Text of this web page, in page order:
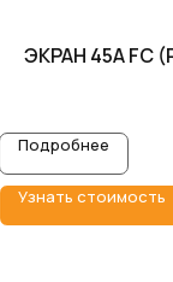
ЭКРАН 45A FС
Подробнее
Узнать стоимость